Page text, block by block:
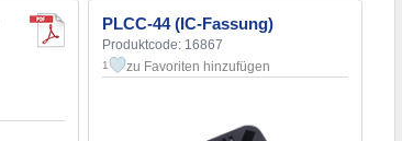
PLCC-44 (IC-Fassung)
Produktcode: 16867
1 zu Favoriten hinzufügen